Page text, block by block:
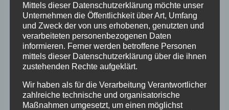
ist nicht erforderlich. Der Eintritt ist frei,
Spenden für die Autorin nehmen wir gerne
entgegen. Das Buch kann nach der
Veranstaltung erworben werden.
Im Geschichtssalon von Gisela Notz:
Erkelenzdamm 51, 10999 Berlin,
Gemeinschaftsraum.
Mittels dieser Datenschutzerklärung möchte unser
Unternehmen die Öffentlichkeit über Art, Umfang
und Zweck der von uns erhobenen, genutzten und
verarbeiteten personenbezogenen Daten
informieren. Ferner werden betroffene Personen
mittels dieser Datenschutzerklärung über die ihnen
zustehenden Rechte aufgeklärt.
Wir haben als für die Verarbeitung Verantwortlicher
zahlreiche technische und organisatorische
Maßnahmen umgesetzt, um einen möglichst